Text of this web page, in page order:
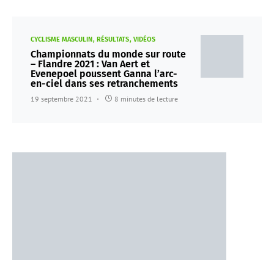
CYCLISME MASCULIN RÉSULTATS VIDÉOS
Championnats du monde sur route
– Flandre 2021 : Van Aert et
Evenepoel poussent Ganna l’arc-
en-ciel dans ses retranchements
19 septembre 2021 8 minutes de lecture